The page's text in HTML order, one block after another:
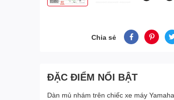
Chia sẻ
ĐẶC ĐIỂM NỔI BẬT
Dàn mủ nhám trên chiếc xe máy